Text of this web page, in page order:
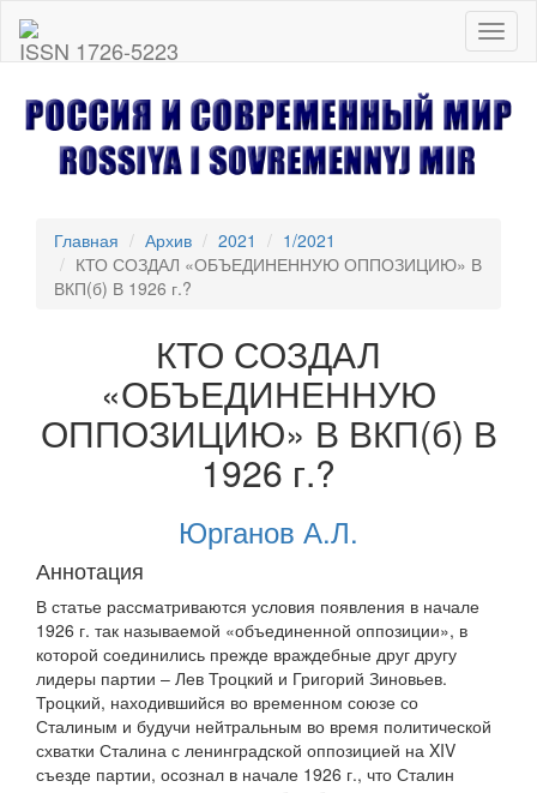
ISSN 1726-5223
Главная Архив 2021
1/2021
КТО СОЗДАЛ «ОБЪЕДИНЕННУЮ ОППОЗИЦИЮ» В
ВКП(б) В 1926 г.?
КТО СОЗДАЛ
«ОБЪЕДИНЕННУЮ
ОППОЗИЦИЮ» В ВКП(б) В
1926 г.?
Юрганов А.Л.
Аннотация
В статье рассматриваются условия появления в начале
1926 г. так называемой «объединенной оппозиции», в
которой соединились прежде враждебные друг другу
лидеры партии – Лев Троцкий и Григорий Зиновьев.
Троцкий, находившийся во временном союзе со
Сталиным и будучи нейтральным во время политической
схватки Сталина с ленинградской оппозицией на XIV
съезде партии, осознал в начале 1926 г., что Сталин